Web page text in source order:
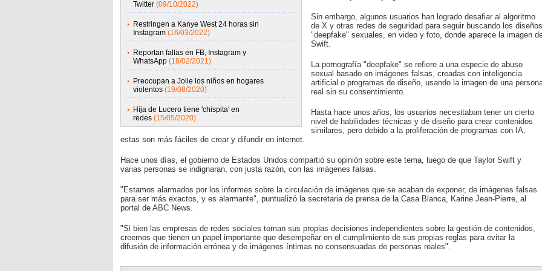
Twitter (09/10/2022)
Restringen a Kanye West 24 horas sin
Instagram (16/03/2022)
Reportan fallas en FB, Instagram y
WhatsApp (18/02/2021)
Preocupan a Jolie los niños en hogares
violentos (19/08/2020)
Hija de Lucero tiene 'chispita' en
redes (15/05/2020)
Sin embargo, algunos usuarios han logrado desafiar al algoritmo
de X y otras redes de seguridad para seguir buscando los diseños
"deepfake" sexuales, en video y foto, donde aparece la imagen
Swift.
La pornografía "deepfake" se refiere a una especie de abuso
sexual basado en imágenes falsas, creadas con inteligencia
artificial o programas de diseño, usando la imagen de una
real sin su consentimiento.
Hasta hace unos años, los usuarios necesitaban tener un cierto
nivel de habilidades técnicas y de diseño para crear contenidos
similares, pero debido a la proliferación de programas con IA,
estas son más fáciles de crear y difundir en internet.
Hace unos días, el gobierno de Estados Unidos compartió su opinión sobre este tema, luego de que Taylor Swift y
varias personas se indignaran, con justa razón, con las imágenes falsas.
"Estamos alarmados por los informes sobre la circulación de imágenes que se acaban de exponer, de imágenes falsas
para ser más exactos, y es alarmante", puntualizó la secretaria de prensa de la Casa Blanca, Karine Jean-Pierre, al
portal de ABC News.
"Si bien las empresas de redes sociales toman sus propias decisiones independientes sobre la gestión de contenidos,
creemos que tienen un papel importante que desempeñar en el cumplimiento de sus propias reglas para evitar la
difusión de información errónea y de imágenes íntimas no consensuadas de personas reales".